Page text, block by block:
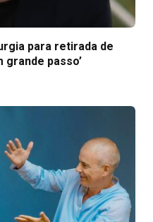
para retirada de
grande passo’